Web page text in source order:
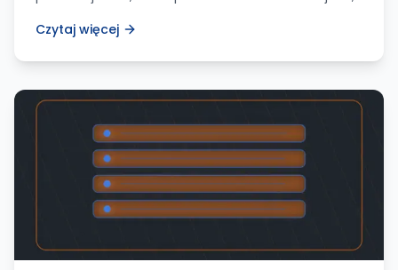
sensowną ochronę.
Czytaj więcej